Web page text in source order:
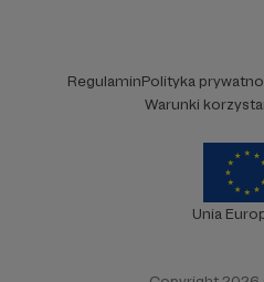
RegulaminPolityka
Warunki
Unia